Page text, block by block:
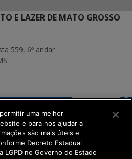
E LAZER DE MATO GROSSO
559, 6º andar
uma melhor
e para nos ajudar a
são mais úteis e
Decreto Estadual
LGPD no Governo do Estado